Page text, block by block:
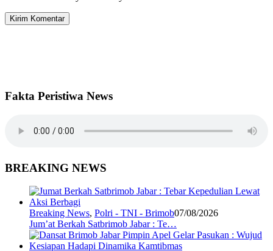
Fakta Peristiwa News
BREAKING NEWS
Breaking News, Polri - TNI - Brimob07/08/2026
Jum’at Berkah Satbrimob Jabar : Te…